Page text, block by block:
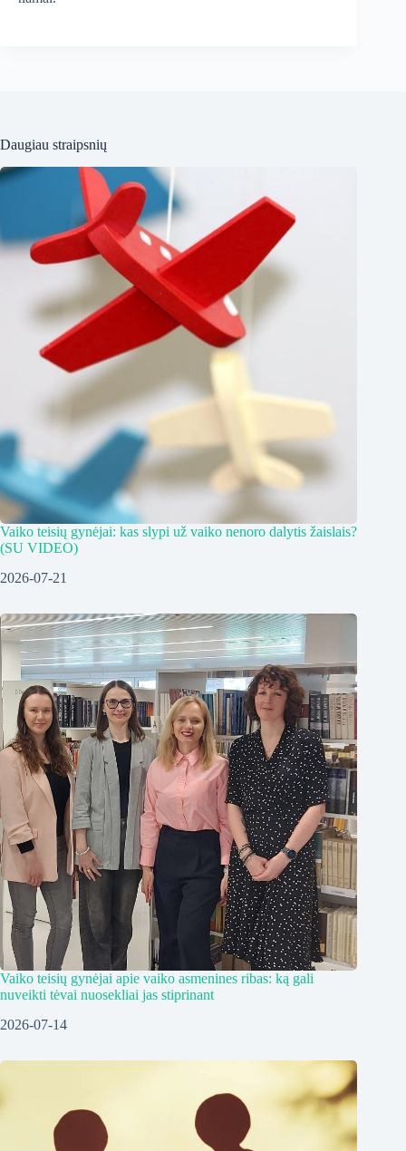
Daugiau straipsnių
Vaiko teisių gynėjai: kas slypi už vaiko nenoro dalytis žaislais?
(SU VIDEO)
2026-07-21
Vaiko teisių gynėjai apie vaiko asmenines ribas: ką gali
nuveikti tėvai nuosekliai jas stiprinant
2026-07-14